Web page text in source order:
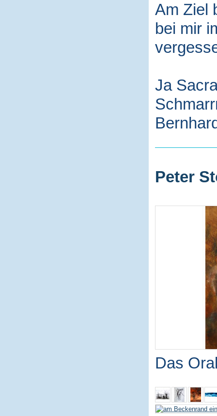
Am Ziel
bei mir
Ja
Peter
Das